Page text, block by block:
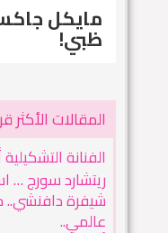
مايكل
ظبي!
المقالات الأكثر
الفنانة
ريتشارد سورج …
شيفرة دافنشي..
عالمي..